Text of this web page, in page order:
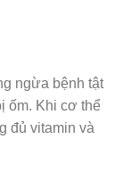
ngừa bệnh tật
ốm. Khi cơ thể
đủ vitamin và